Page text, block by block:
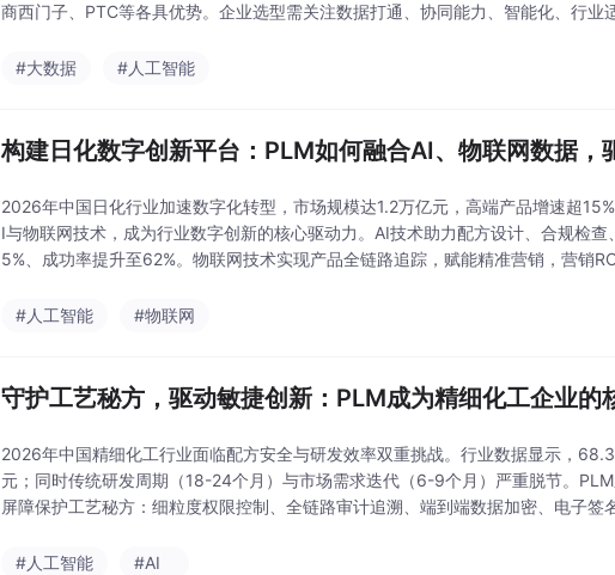
商西门子、PTC等各具优势。企业选型需关注数据打通、协同能力、智能化、行业
#大数据
#人工智能
构建日化数字创新平台：PLM如何融合AI、物联网数据，
2026年中国日化行业加速数字化转型，市场规模达1.2万亿元，高端产品增速超
I与物联网技术，成为行业数字创新的核心驱动力。AI技术助力配方设计、合规检
5%、成功率提升至62%。物联网技术实现产品全链路追踪，赋能精准营销，营销
#人工智能
#物联网
守护工艺秘方，驱动敏捷创新：PLM成为精细化工企业的
2026年中国精细化工行业面临配方安全与研发效率双重挑战。行业数据显示，
元；同时传统研发周期（18-24个月）与市场需求迭代（6-9个月）严重脱节。
屏障保护工艺秘方：细粒度权限控制、全链路审计追溯、端到端数据加密、电子
#人工智能
#AI